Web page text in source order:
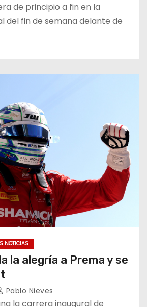
de principio a fin en la
del fin de semana delante de
NOTICIAS
la alegría a Prema y se
Pablo Nieves
la carrera inaugural de